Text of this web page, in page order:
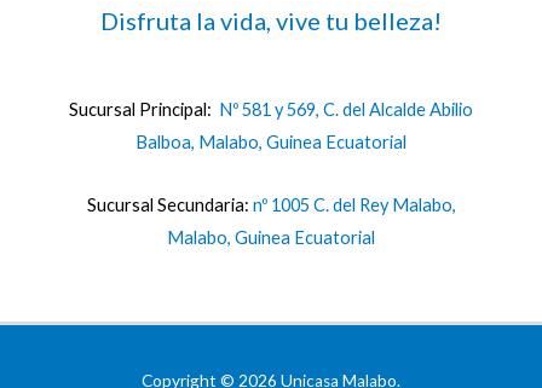
Disfruta la vida, vive tu belleza!
Sucursal Principal: Nº 581 y 569, C. del Alcalde Abilio
Balboa, Malabo, Guinea Ecuatorial
Sucursal Secundaria: nº 1005 C. del Rey Malabo,
Malabo, Guinea Ecuatorial
Copyright © 2026 Unicasa Malabo.